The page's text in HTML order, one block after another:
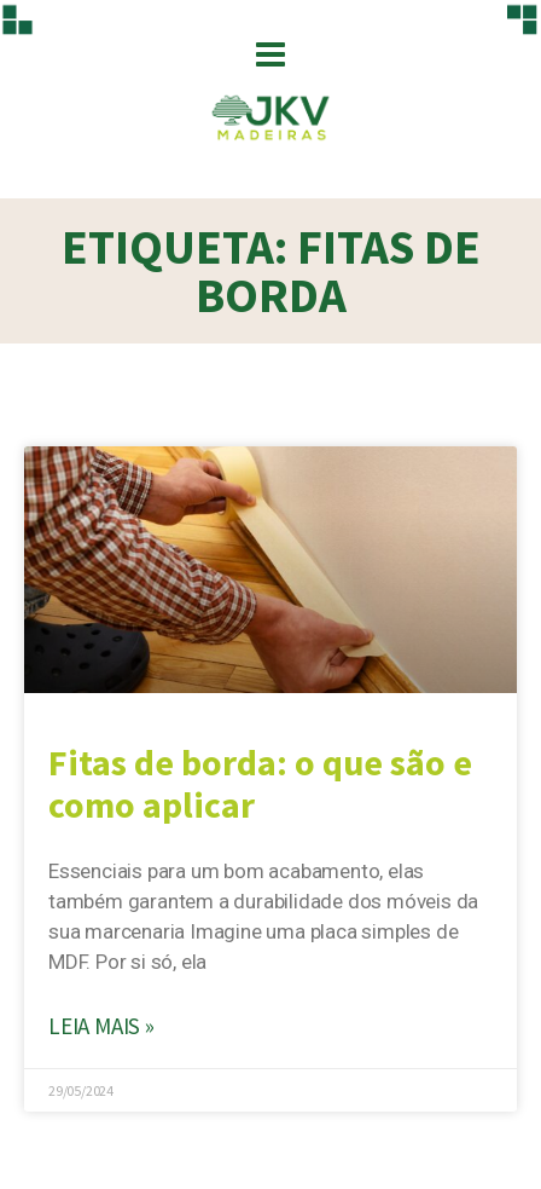
ETIQUETA: FITAS DE
BORDA
Fitas de borda: o que são e
como aplicar
Essenciais para um bom acabamento, elas
também garantem a durabilidade dos móveis da
sua marcenaria Imagine uma placa simples de
MDF. Por si só, ela
LEIA MAIS »
29/05/2024